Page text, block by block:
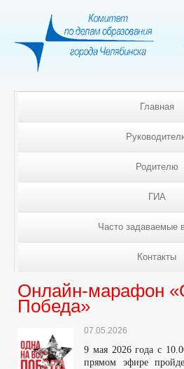
Главная
Родителю
ГИА
Часто задаваемые
Контакты
Онлайн-марафон
Победа»
07.05.2026
9 мая 2026 года с
прямом эфире